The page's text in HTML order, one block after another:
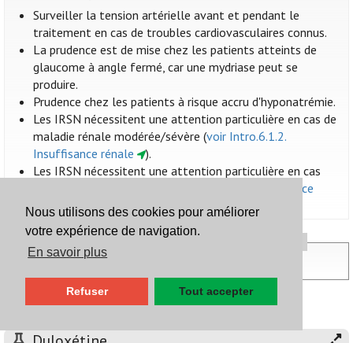
Nous utilisons des cookies pour améliorer
votre expérience de navigation.
En savoir plus
Refuser Tout accepter
Surveiller la tension artérielle avant et pendant le
traitement en cas de troubles cardiovasculaires connus.
La prudence est de mise chez les patients atteints de
glaucome à angle fermé, car une mydriase peut se
produire.
Prudence chez les patients à risque accru d'hyponatrémie.
Les IRSN nécessitent une attention particulière en cas de
maladie rénale modérée/sévère (voir Intro.6.1.2.
Insuffisance rénale
).
Les IRSN nécessitent une attention particulière en cas
voir Intro.6.1.3. Insuffisance
hépatique
).
Administration et posologie
développer tous les sous-titres